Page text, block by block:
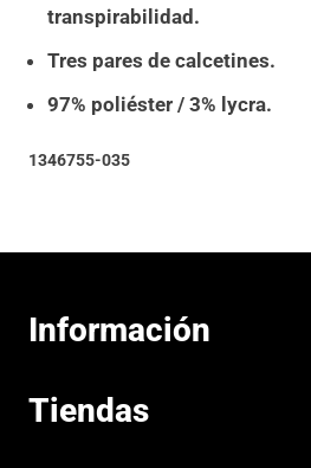
transpirabilidad.
Tres pares de calcetines.
97% poliéster / 3% lycra.
1346755-035
Información
Tiendas